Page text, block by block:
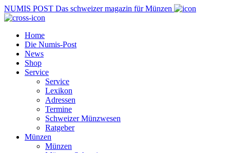
NUMIS POST Das schweizer magazin für Münzen
Home
Die Numis-Post
News
Shop
Service
Service
Lexikon
Adressen
Termine
Schweizer Münzwesen
Ratgeber
Münzen
Münzen